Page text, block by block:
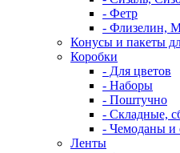
- Фетр
- Флизелин,
Конусы и пакеты
Коробки
- Для цветов
- Наборы
- Поштучно
- Складные,
- Чемоданы и
Ленты